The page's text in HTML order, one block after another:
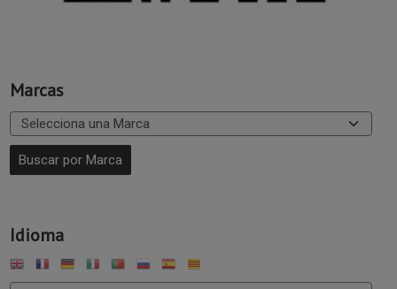
Marcas
Idioma